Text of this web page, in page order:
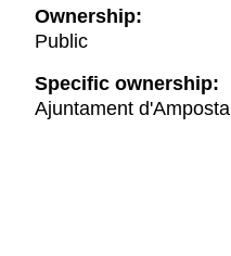
Ownership:
Public
Specific ownership:
Ajuntament d'Amposta